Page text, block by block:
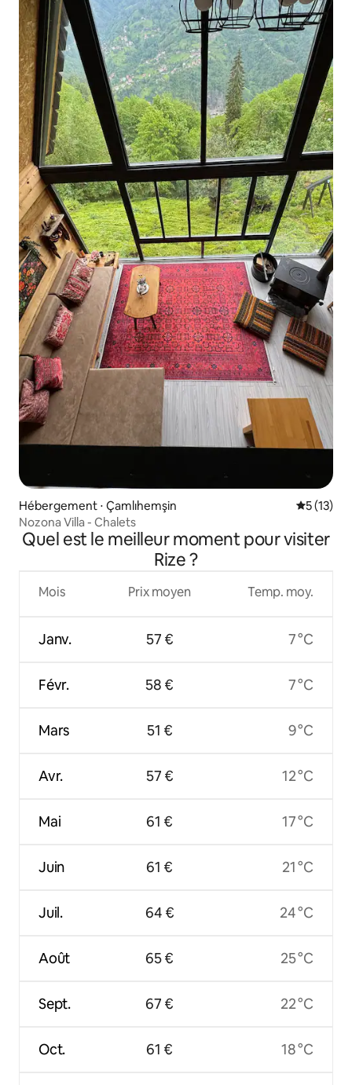
Hébergement ⋅ Çamlıhemşin
5 (13)
Nozona Villa - Chalets
Quel est le meilleur moment pour visiter
Rize ?
Mois
Janv.
Févr.
Mars
Avr.
Mai
Juin
Juil.
Août
Sept.
Oct.
Prix moyen
57 €
58 €
51 €
57 €
61 €
61 €
64 €
65 €
67 €
61 €
Temp. moy.
7 °C
7 °C
9 °C
12 °C
17 °C
21 °C
24 °C
25 °C
22 °C
18 °C